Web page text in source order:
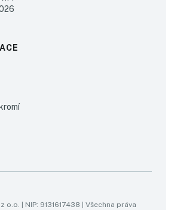
o.o. | NIP: 9131617438 | Všechna práva